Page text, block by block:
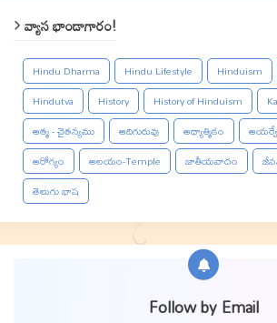
వ్యాస భాండాగారం!
Hindu Dharma Hindu Lifestyle Hinduism
Hindutva
History History of Hinduism
ఆత్మ - చైతన్యము
ఆదిగురువు ఆధ్యాత్మికం
ఆరోగ్యం
ఆలయం-Temple జాతీయవాదం
తెలుగు భాష
Follow by Email